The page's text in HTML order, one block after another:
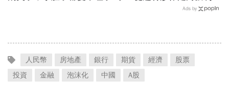
證，防禦型配置成關鍵
Ads by
人民幣 房地產 銀行 期貨 經濟
股票
投資
金融 泡沫化 中國 A股